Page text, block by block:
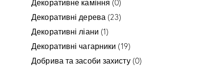
Декоративне каміння (0)
Декоративні дерева (23)
Декоративні ліани (1)
Декоративні чагарники (19)
Добрива та засоби захисту (0)